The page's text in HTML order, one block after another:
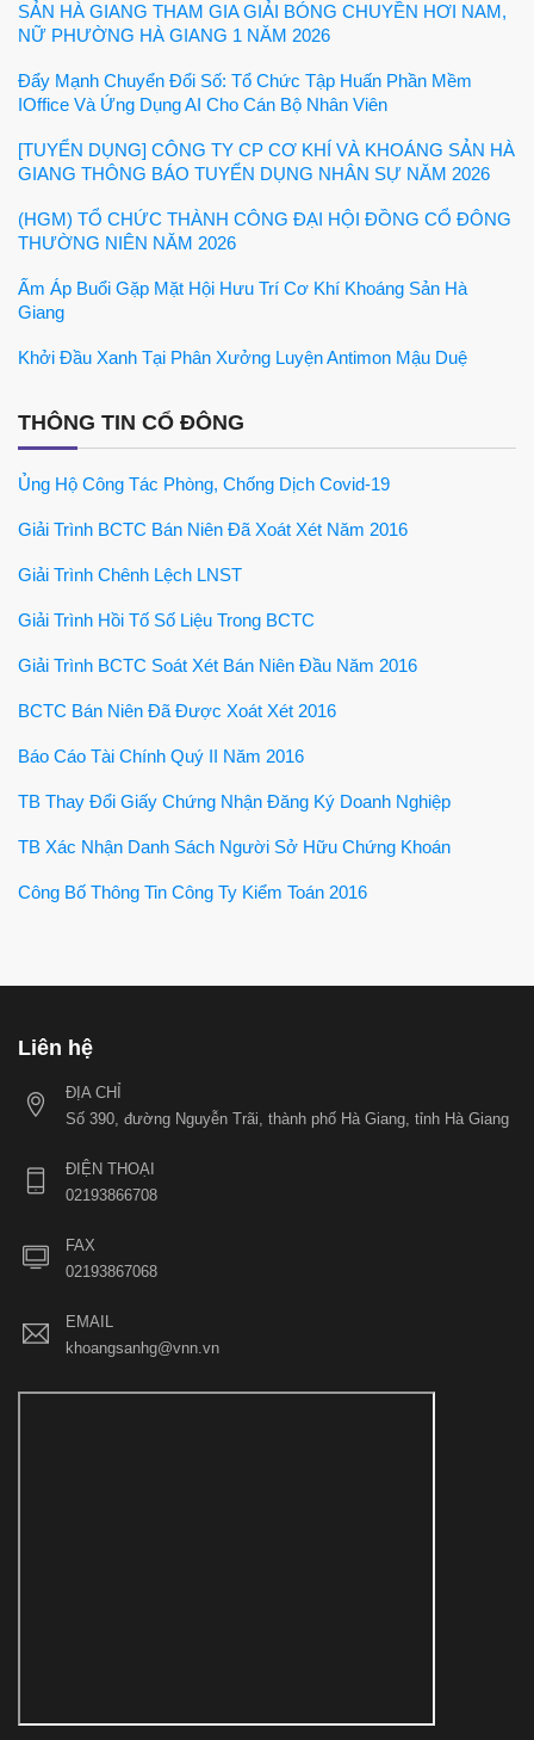
SẢN HÀ GIANG THAM GIA GIẢI BÓNG CHUYỀN HƠI NAM,
NỮ PHƯỜNG HÀ GIANG 1 NĂM 2026
Đẩy Mạnh Chuyển Đổi Số: Tổ Chức Tập Huấn Phần Mềm
IOffice Và Ứng Dụng AI Cho Cán Bộ Nhân Viên
[TUYỂN DỤNG] CÔNG TY CP CƠ KHÍ VÀ KHOÁNG SẢN HÀ
GIANG THÔNG BÁO TUYỂN DỤNG NHÂN SỰ NĂM 2026
(HGM) TỔ CHỨC THÀNH CÔNG ĐẠI HỘI ĐỒNG CỔ ĐÔNG
THƯỜNG NIÊN NĂM 2026
Ấm Áp Buổi Gặp Mặt Hội Hưu Trí Cơ Khí Khoáng Sản Hà
Giang
Khởi Đầu Xanh Tại Phân Xưởng Luyện Antimon Mậu Duệ
THÔNG TIN CỔ ĐÔNG
Ủng Hộ Công Tác Phòng, Chống Dịch Covid-19
Giải Trình BCTC Bán Niên Đã Xoát Xét Năm 2016
Giải Trình Chênh Lệch LNST
Giải Trình Hồi Tố Số Liệu Trong BCTC
Giải Trình BCTC Soát Xét Bán Niên Đầu Năm 2016
BCTC Bán Niên Đã Được Xoát Xét 2016
Báo Cáo Tài Chính Quý II Năm 2016
TB Thay Đổi Giấy Chứng Nhận Đăng Ký Doanh Nghiệp
TB Xác Nhận Danh Sách Người Sở Hữu Chứng Khoán
Công Bố Thông Tin Công Ty Kiểm Toán 2016
Liên hệ
ĐỊA CHỈ
Số 390, đường Nguyễn Trãi, thành phố Hà Giang, tỉnh Hà Giang
ĐIỆN THOẠI
02193866708
FAX
02193867068
EMAIL
khoangsanhg@vnn.vn